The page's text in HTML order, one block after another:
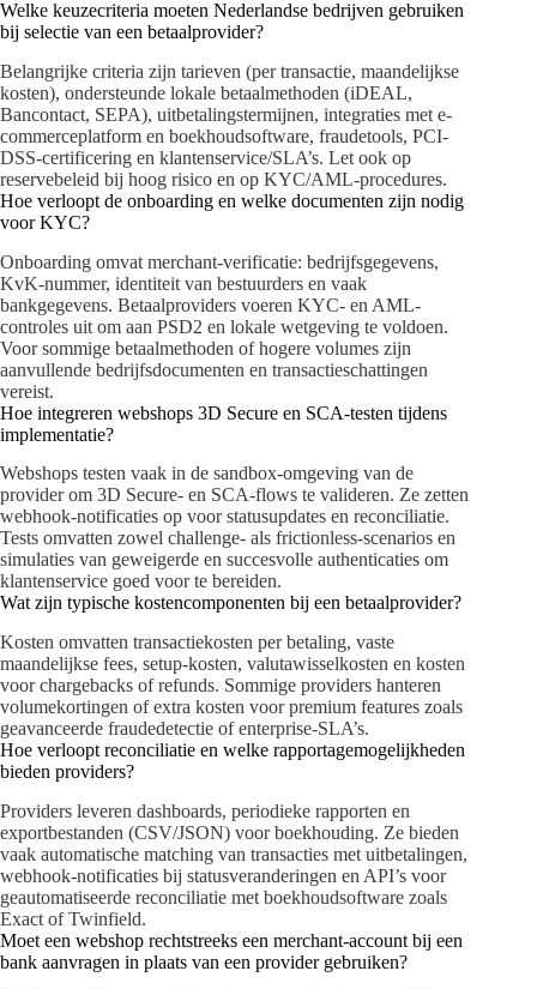
Welke keuzecriteria moeten Nederlandse bedrijven gebruiken
bij selectie van een betaalprovider?
Belangrijke criteria zijn tarieven (per transactie, maandelijkse
kosten), ondersteunde lokale betaalmethoden (iDEAL,
Bancontact, SEPA), uitbetalingstermijnen, integraties met e-
commerceplatform en boekhoudsoftware, fraudetools, PCI-
DSS-certificering en klantenservice/SLA’s. Let ook op
reservebeleid bij hoog risico en op KYC/AML-procedures.
Hoe verloopt de onboarding en welke documenten zijn nodig
voor KYC?
Onboarding omvat merchant-verificatie: bedrijfsgegevens,
KvK-nummer, identiteit van bestuurders en vaak
bankgegevens. Betaalproviders voeren KYC- en AML-
controles uit om aan PSD2 en lokale wetgeving te voldoen.
Voor sommige betaalmethoden of hogere volumes zijn
aanvullende bedrijfsdocumenten en transactieschattingen
vereist.
Hoe integreren webshops 3D Secure en SCA-testen tijdens
implementatie?
Webshops testen vaak in de sandbox-omgeving van de
provider om 3D Secure- en SCA-flows te valideren. Ze zetten
webhook-notificaties op voor statusupdates en reconciliatie.
Tests omvatten zowel challenge- als frictionless-scenarios en
simulaties van geweigerde en succesvolle authenticaties om
klantenservice goed voor te bereiden.
Wat zijn typische kostencomponenten bij een betaalprovider?
Kosten omvatten transactiekosten per betaling, vaste
maandelijkse fees, setup-kosten, valutawisselkosten en kosten
voor chargebacks of refunds. Sommige providers hanteren
volumekortingen of extra kosten voor premium features zoals
geavanceerde fraudedetectie of enterprise-SLA’s.
Hoe verloopt reconciliatie en welke rapportagemogelijkheden
bieden providers?
Providers leveren dashboards, periodieke rapporten en
exportbestanden (CSV/JSON) voor boekhouding. Ze bieden
vaak automatische matching van transacties met uitbetalingen,
webhook-notificaties bij statusveranderingen en API’s voor
geautomatiseerde reconciliatie met boekhoudsoftware zoals
Exact of Twinfield.
Moet een webshop rechtstreeks een merchant-account bij een
bank aanvragen in plaats van een provider gebruiken?